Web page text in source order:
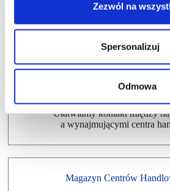
Zezwól na
Spersonalizuj
Odmowa
Dlaczego warto wziąć udział
Ułatwiamy kontakt między
a wynajmującymi centra
Magazyn Centrów